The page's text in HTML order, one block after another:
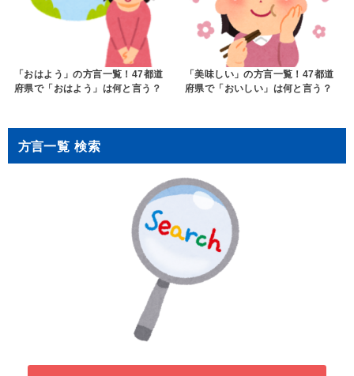
「おはよう」の方言一覧！47都道
府県で「おはよう」は何と言う？
「美味しい」の方言一覧！47都道
府県で「おいしい」は何と言う？
方言一覧 検索